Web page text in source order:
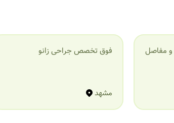
مفاصل
فوق تخصص جراحی زانو
مشهد